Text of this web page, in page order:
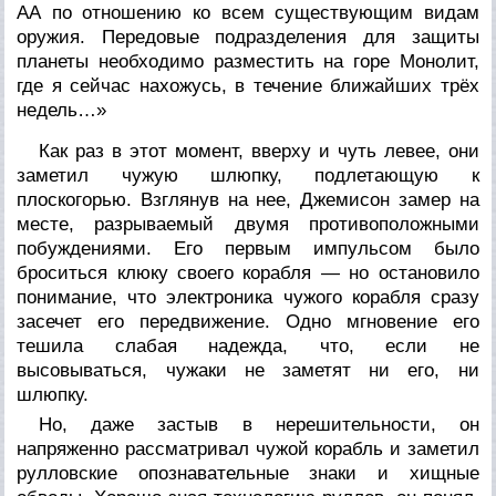
АА по отношению ко всем существующим видам
оружия. Передовые подразделения для защиты
планеты необходимо разместить на горе Монолит,
где я сейчас нахожусь, в течение ближайших трёх
недель…»
Как раз в этот момент, вверху и чуть левее, они
заметил чужую шлюпку, подлетающую к
плоскогорью. Взглянув на нее, Джемисон замер на
месте, разрываемый двумя противоположными
побуждениями. Его первым импульсом было
броситься клюку своего корабля — но остановило
понимание, что электроника чужого корабля сразу
засечет его передвижение. Одно мгновение его
тешила слабая надежда, что, если не
высовываться, чужаки не заметят ни его, ни
шлюпку.
Но, даже застыв в нерешительности, он
напряженно рассматривал чужой корабль и заметил
рулловские опознавательные знаки и хищные